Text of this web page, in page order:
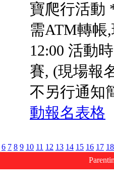
寶爬行活動
需ATM轉帳
12:00 活動
賽, (現場報
不另行通知
動報名表格
6 7 8 9 10 11 12 13 14 15 16 17 18